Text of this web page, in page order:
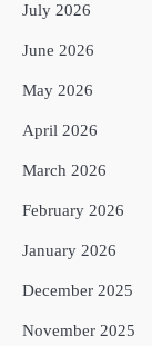
July 2026
June 2026
May 2026
April 2026
March 2026
February 2026
January 2026
December 2025
November 2025